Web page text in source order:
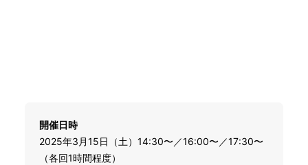
開催日時
2025年3月15日（土）14:30〜／16:00〜／17:30〜
（各回1時間程度）